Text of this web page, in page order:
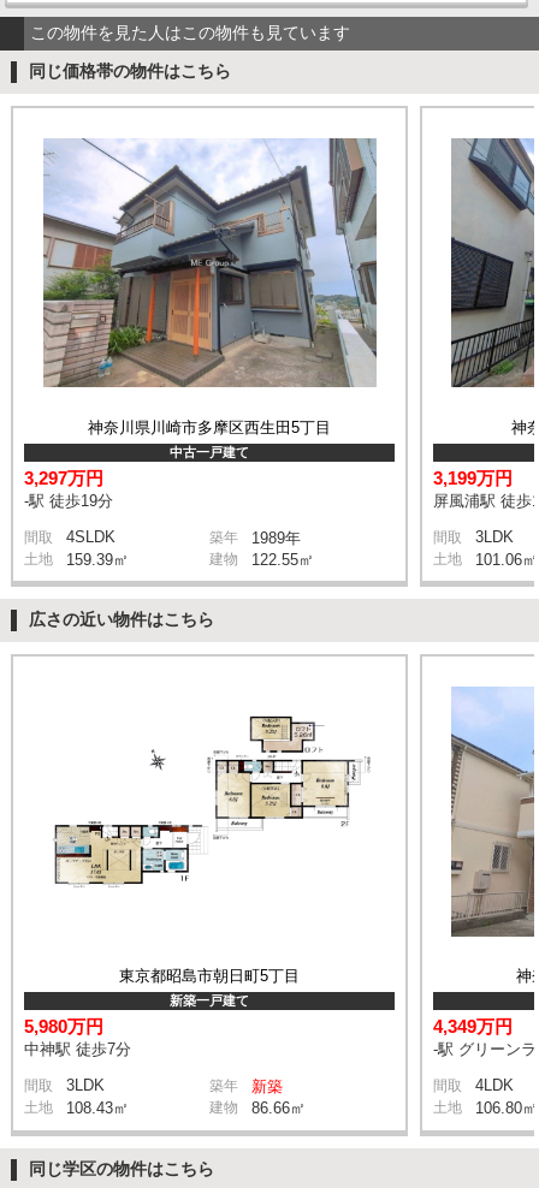
この物件を見た人はこの物件も見ています
同じ価格帯の物件はこちら
神奈川県川崎市多摩区西生田5丁目
中古一戸建て
3,297万円
-駅 徒歩19分
間取 4SLDK 築年 1989年
土地 159.39㎡ 建物 122.55㎡
神
3,199万円
屏風浦駅 徒歩
間取 3LDK
土地 101.06㎡
広さの近い物件はこちら
東京都昭島市朝日町5丁目
新築一戸建て
5,980万円
中神駅 徒歩7分
間取 3LDK 築年 新築
土地 108.43㎡ 建物 86.66㎡
神
4,349万円
-駅 グリーン
間取 4LDK
土地 106.80㎡
同じ学区の物件はこちら